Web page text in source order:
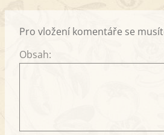
Pro vložení komentáře se
Obsah: